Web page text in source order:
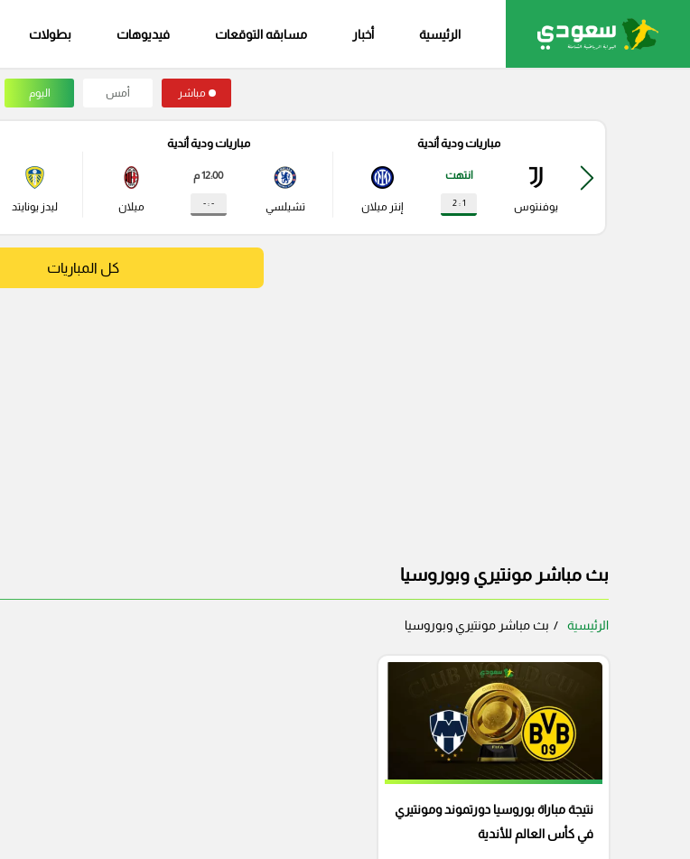
الرئيسية أخبار مسابقه التوقعات فيديوهات بطولات
مباشر أمس اليوم
مباريات ودية أندية
يوفنتوس
انتهت
1 : 2 إنتر ميلان
مباريات ودية أندية
تشيلسي
12:00 م
- : - ميلان ليدز يونايتد
كل المباريات
بث مباشر مونتيري وبوروسيا
الرئيسية بث مباشر مونتيري وبوروسيا
نتيجة مباراة بوروسيا دورتموند ومونتيري
في كأس العالم للأندية